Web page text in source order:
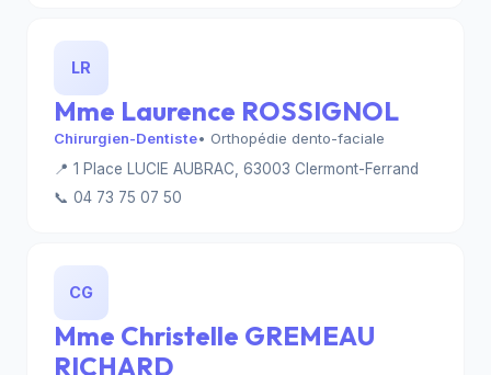
LR
Mme Laurence ROSSIGNOL
Chirurgien-Dentiste• Orthopédie dento-faciale
📍 1 Place LUCIE AUBRAC, 63003 Clermont-Ferrand
📞 04 73 75 07 50
CG
Mme Christelle GREMEAU
RICHARD